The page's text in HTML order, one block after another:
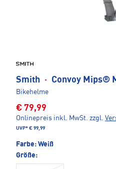
Smith · Convoy Mips®
Bikehelme
€ 79,99
Onlinepreis inkl. MwSt. zzgl.
UVP* € 99,99
Farbe: Weiß
Größe: